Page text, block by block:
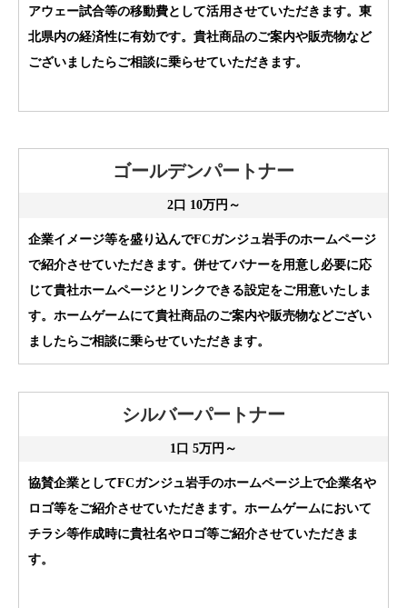
アウェー試合等の移動費として活用させていただきます。東
北県内の経済性に有効です。貴社商品のご案内や販売物など
ございましたらご相談に乗らせていただきます。
ゴールデンパートナー
2口 10万円～
企業イメージ等を盛り込んでFCガンジュ岩手のホームページ
で紹介させていただきます。併せてバナーを用意し必要に応
じて貴社ホームページとリンクできる設定をご用意いたしま
す。ホームゲームにて貴社商品のご案内や販売物などござい
ましたらご相談に乗らせていただきます。
シルバーパートナー
1口 5万円～
協賛企業としてFCガンジュ岩手のホームページ上で企業名や
ロゴ等をご紹介させていただきます。ホームゲームにおいて
チラシ等作成時に貴社名やロゴ等ご紹介させていただきま
す。